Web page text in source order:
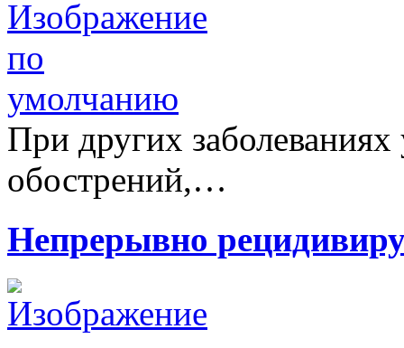
При других заболеваниях
обострений,…
Непрерывно